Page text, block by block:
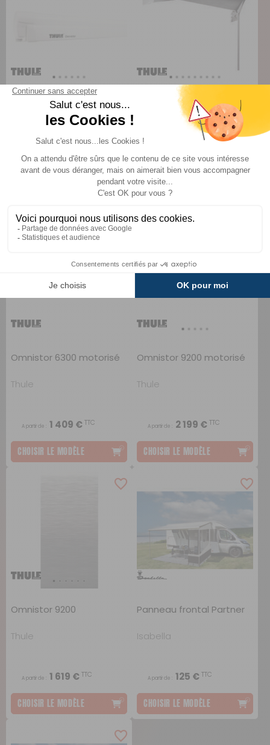
Omnistor 8000 motorisé
A partir de : 2 039 €TTC
Omnistor 5200 motorisé
A partir de : 1 349 €TTC
CHOISIR LE MODÈLE
Omnistor 6300 motorisé
Thule
A partir de : 1 409 €TTC
CHOISIR LE MODÈLE
Omnistor 9200 motorisé
Thule
A partir de : 2 199 €TTC
CHOISIR LE MODÈLE
Omnistor 9200
Thule
A partir de : 1 619 €TTC
CHOISIR LE MODÈLE
Panneau frontal Partner
Isabella
A partir de : 125 €TTC
CHOISIR LE MODÈLE